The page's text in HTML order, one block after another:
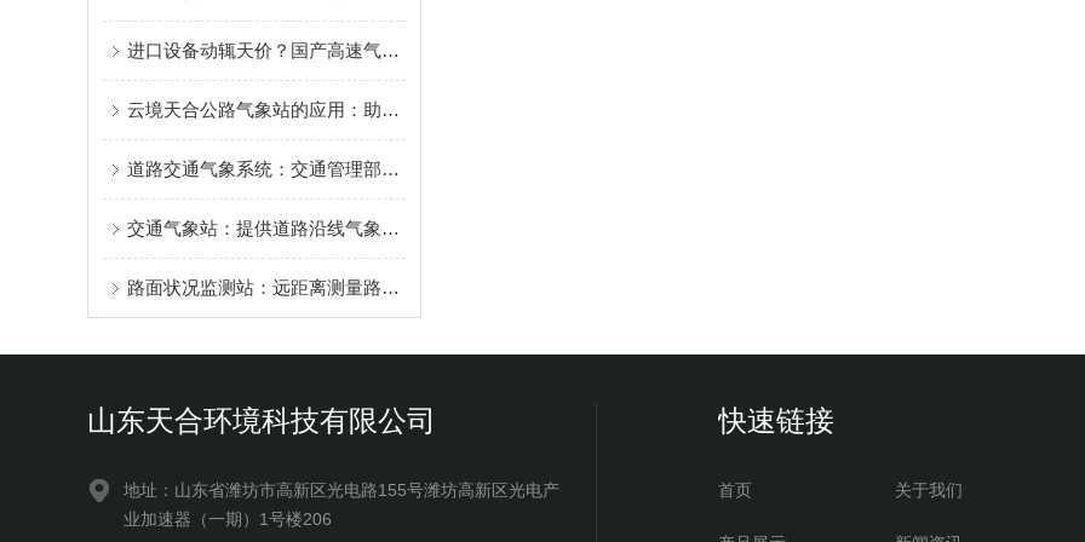
进口设备动辄天价？国产高速气象站价格实惠：两者对比到底差在哪？
云境天合公路气象站的应用：助力高速公路管理局提前发布预警、优化通行管控
道路交通气象系统：交通管理部门可借助气象信息提前规划交通疏导方案
交通气象站：提供道路沿线气象参数，提升交通管理部门应急响应能力
路面状况监测站：远距离测量路面积水、冰面、湿滑程度，指导冬季除雪作业
山东天合环境科技有限公司
地址：山东省潍坊市高新区光电路155号潍坊高新区光电产
业加速器（一期）1号楼206
快速链接
首页 关于我们